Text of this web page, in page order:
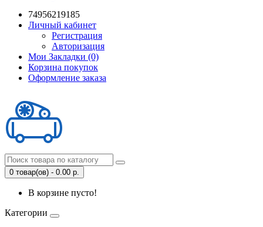
74956219185
Личный кабинет
Регистрация
Авторизация
Мои Закладки (0)
Корзина покупок
Оформление заказа
0 товар(ов) - 0.00 р.
В корзине пусто!
Категории